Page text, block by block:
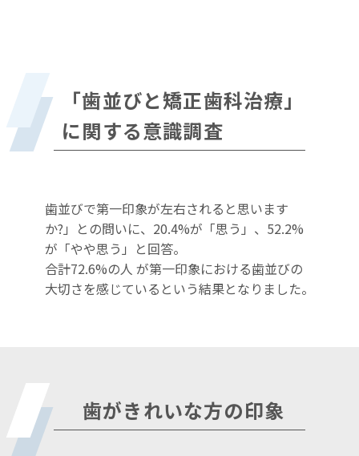
「歯並びと矯正歯科治療」
に関する意識調査
歯並びで第一印象が左右されると思います
か?」との問いに、20.4%が「思う」、52.2%
が「やや思う」と回答。
合計72.6%の人 が第一印象における歯並びの
大切さを感じているという結果となりました。
歯がきれいな方の印象